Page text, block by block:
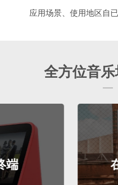
应用场景、使用地区自
全方位音
在线背景